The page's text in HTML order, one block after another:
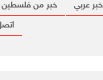
خبر من فلسطين خبر عربي